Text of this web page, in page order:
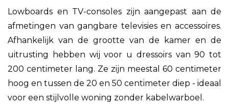
Lowboards en TV-consoles zijn aangepast aan de
afmetingen van gangbare televisies en accessoires.
Afhankelijk van de grootte van de kamer en de
uitrusting hebben wij voor u dressoirs van 90 tot
200 centimeter lang. Ze zijn meestal 60 centimeter
hoog en tussen de 20 en 50 centimeter diep - ideaal
voor een stijlvolle woning zonder kabelwarboel.